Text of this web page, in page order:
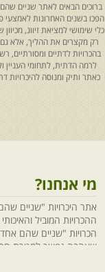
ברוכים הבאים לאתר שניים
הפכו בשנים האחרונות לאמצעי
כלי שימושי למציאת זיווג,
רק מקצרים את ההליך, אלא גם
בהכרויות לדתיים
לרמה הדתית, לתחומי
כאתר ותיק ומנוסה
מי אנחנו?
אתר היכרויות "שניים
ההכרויות המוביל
הכרויות "שניים שהם
שאהבה נפשך למטרת
"שניים שהם אחד"